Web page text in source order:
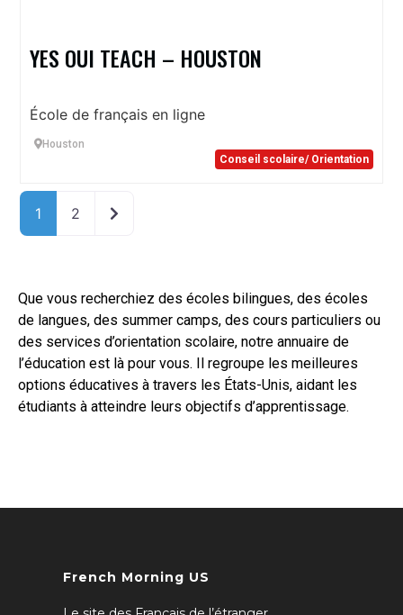
YES OUI TEACH – HOUSTON
École de français en ligne
Houston
Conseil scolaire/ Orientation
1 2 Older posts
Que vous recherchiez des écoles bilingues, des écoles
de langues, des summer camps, des cours particuliers ou
des services d’orientation scolaire, notre annuaire de
l’éducation est là pour vous. Il regroupe les meilleures
options éducatives à travers les États-Unis, aidant les
étudiants à atteindre leurs objectifs d’apprentissage.
French Morning US